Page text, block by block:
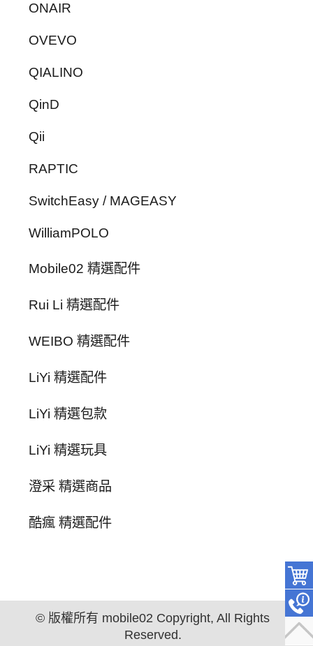
ONAIR
OVEVO
QIALINO
QinD
Qii
RAPTIC
SwitchEasy / MAGEASY
WilliamPOLO
Mobile02 精選配件
Rui Li 精選配件
WEIBO 精選配件
LiYi 精選配件
LiYi 精選包款
LiYi 精選玩具
澄采 精選商品
酷瘋 精選配件
© 版權所有 mobile02 Copyright, All Rights
Reserved.